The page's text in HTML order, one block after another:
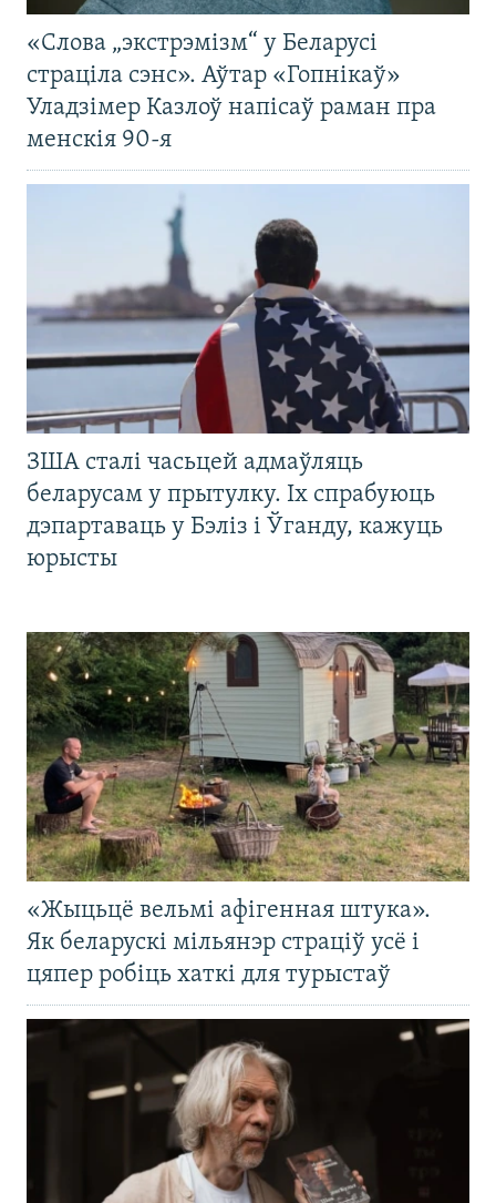
«Слова „экстрэмізм“ у Беларусі
страціла сэнс». Аўтар «Гопнікаў»
Уладзімер Казлоў напісаў раман пра
менскія 90-я
ЗША сталі часьцей адмаўляць
беларусам у прытулку. Іх спрабуюць
дэпартаваць у Бэліз і Ўганду, кажуць
юрысты
«Жыцьцё вельмі афігенная штука».
Як беларускі мільянэр страціў усё і
цяпер робіць хаткі для турыстаў